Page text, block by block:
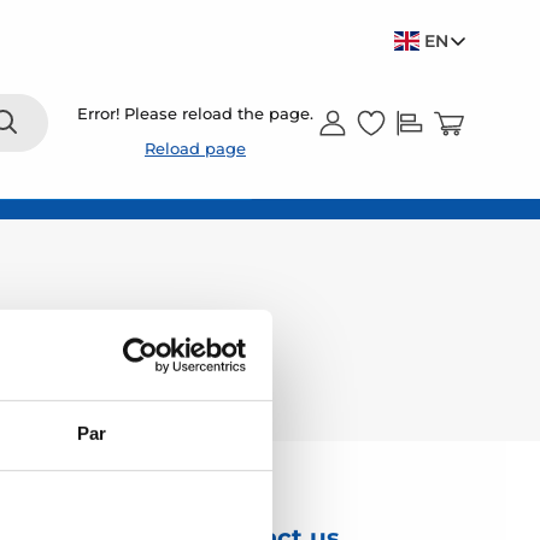
Par
EN
Error! Please reload the page.
Reload page